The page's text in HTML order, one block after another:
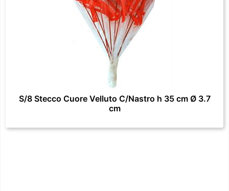
S/8 Stecco Cuore Velluto C/Nastro h 35 cm Ø 3.7
cm